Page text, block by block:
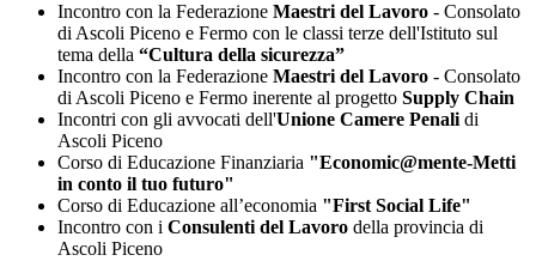
Incontro con la Federazione Maestri del Lavoro - Consolato
di Ascoli Piceno e Fermo con le classi terze dell'Istituto sul
tema della “Cultura della sicurezza”
Incontro con la Federazione Maestri del Lavoro - Consolato
di Ascoli Piceno e Fermo inerente al progetto Supply Chain
Incontri con gli avvocati dell'Unione Camere Penali di
Ascoli Piceno
Corso di Educazione Finanziaria "Economic@mente-Metti
in conto il tuo futuro"
Corso di Educazione all’economia "First Social Life"
Incontro con i Consulenti del Lavoro della provincia di
Ascoli Piceno